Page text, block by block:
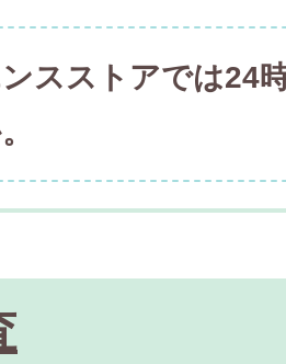
スストアでは24